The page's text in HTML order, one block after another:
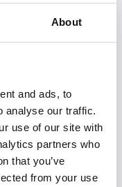
About
and ads, to
analyse our traffic.
use of our site with
partners who
that you’ve
from your use